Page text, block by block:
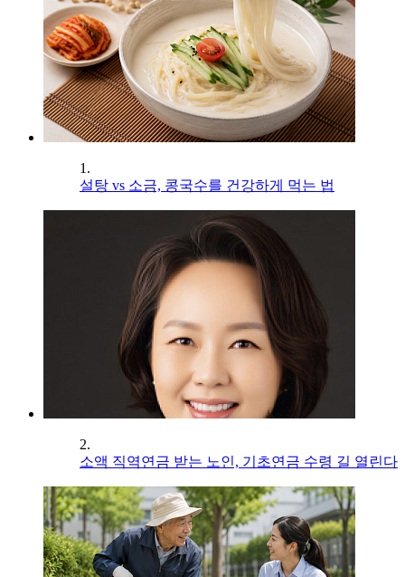
1.
설탕 vs 소금, 콩국수를 건강하게 먹는 법
2.
소액 직역연금 받는 노인, 기초연금 수령 길 열린다